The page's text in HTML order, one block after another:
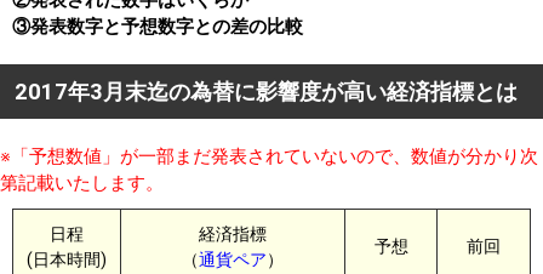
③発表数字と予想数字との差の比較
2017年3月末迄の為替に影響度が高い経済指標とは
※「予想数値」が一部まだ発表されていないので、数値が分かり次
第記載いたします。
日程
(日本時間)
経済指標
（通貨ペア）
予想 前回